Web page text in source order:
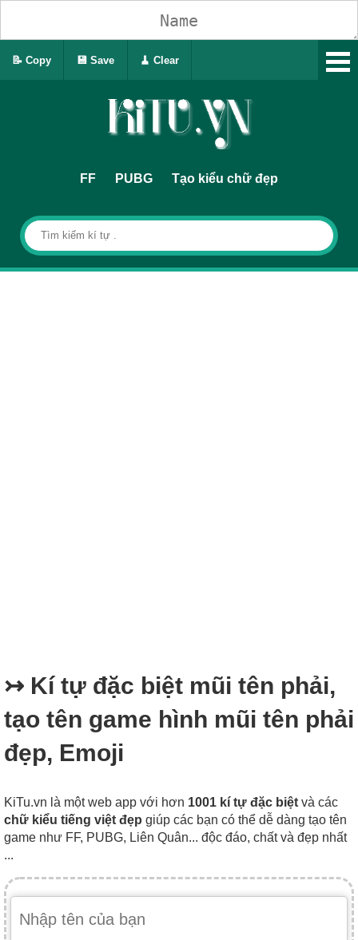
FF PUBG Tạo kiểu chữ đẹp
↣ Kí tự đặc biệt mũi tên phải,
tạo tên game hình mũi tên phải
đẹp, Emoji
KiTu.vn là một web app với hơn 1001 kí tự đặc biệt và các
chữ kiểu tiếng việt đẹp giúp các bạn có thể dễ dàng tạo tên
game như FF, PUBG, Liên Quân... độc đáo, chất và đẹp nhất
...
📝 Copy 💾 Save 🧹 Clear